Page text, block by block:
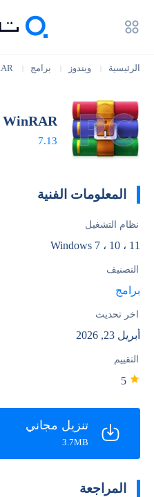
الرئيسية ويندوز برامج
WinRAR
7.13
المعلومات الفنية
نظام التشغيل
Windows 7 ، 10 ، 11
التصنيف
برامج
آخر تحديث
أبريل 23, 2026
التقييم
تنزيل مجاني
3.7MB
المراجعة